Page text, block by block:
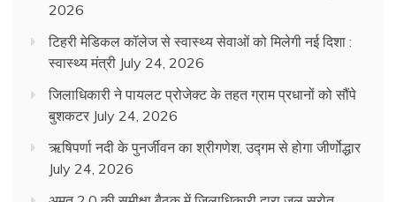
2026
टिहरी मेडिकल कॉलेज से स्वास्थ्य सेवाओं को मिलेगी नई दिशा :
स्वास्थ्य मंत्री July 24, 2026
जिलाधिकारी ने पायलट प्रोजेक्ट के तहत ग्राम प्रधानों को सौंपे
बुशकटर July 24, 2026
ऋषिपर्णा नदी के पुनर्जीवन का श्रीगणेश, उद्गम से होगा जीर्णोद्धार
July 24, 2026